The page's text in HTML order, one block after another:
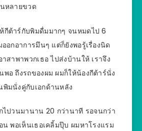
หลายขวด
กีต้าร์กับพิมดื่มมากๆ จนหมดไป 6
อกอาการมึนๆ แต่ก็ยังพอรู้เรื่องนิด
สาพาพวกเธอ ไปส่งบ้านให้ เราจึง
อ ถึงรถของผม ผมก็ให้น้องกีต้าร์นั่ง
มนั่งคู่กับเอกด้านหลัง
ไปวนมานาน 20 กว่านาที รอจนกว่า
น พอเห็นเธอเคลิ้มปุ๊บ ผมหาโรงแรม